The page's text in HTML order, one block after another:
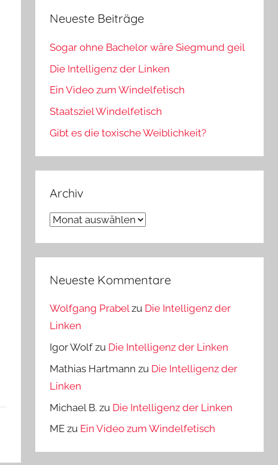
Neueste Beiträge
Sogar ohne Bachelor wäre Siegmund geil
Die Intelligenz der Linken
Ein Video zum Windelfetisch
Staatsziel Windelfetisch
Gibt es die toxische Weiblichkeit?
Archiv
Archiv
Neueste Kommentare
Wolfgang Prabelzu Die Intelligenz der
Linken
Igor Wolf zu Die Intelligenz der Linken
Mathias Hartmann zu Die Intelligenz der
Linken
Michael B. zu Die Intelligenz der Linken
ME zu Ein Video zum Windelfetisch